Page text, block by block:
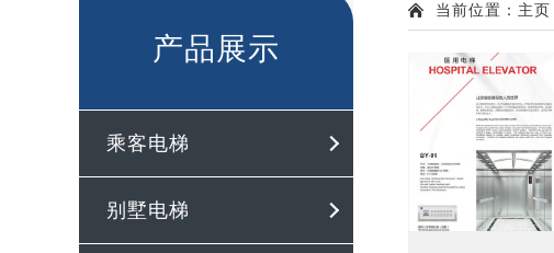
产品展示
乘客电梯
别墅电梯
当前位置： 主页